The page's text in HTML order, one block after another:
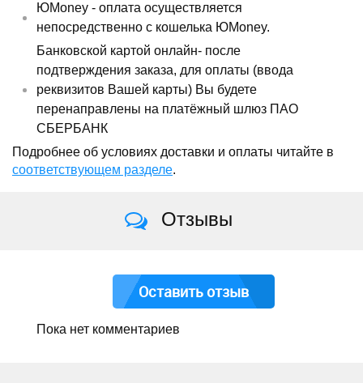
ЮMoney - оплата осуществляется
непосредственно с кошелька ЮMoney.
Банковской картой онлайн- после
подтверждения заказа, для оплаты (ввода
реквизитов Вашей карты) Вы будете
перенаправлены на платёжный шлюз ПАО
СБЕРБАНК
Подробнее об условиях доставки и оплаты читайте в
соответствующем разделе.
Отзывы
Оставить отзыв
Пока нет комментариев